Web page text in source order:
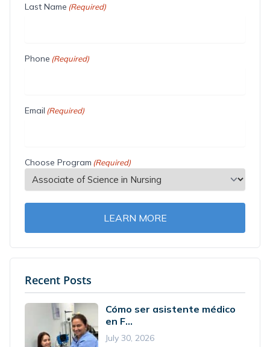
Last Name (Required)
Phone (Required)
Email (Required)
Choose Program (Required)
LEARN MORE
Recent Posts
Cómo ser asistente médico
en F...
July 30, 2026